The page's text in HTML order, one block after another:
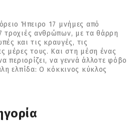
Ήπειρο 17 µνήµες από
τροχιές ανθρώπων, µε τα θάρρη
και τις κραυγές, τις
µέρες τους. Και στη µέση ένας
περιορίζει, να γεννά άλλοτε φόβο
ελπίδα: Ο κόκκινος κύκλος